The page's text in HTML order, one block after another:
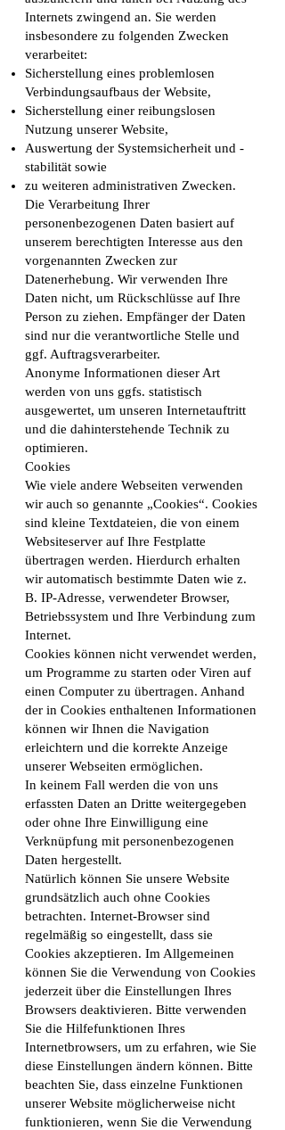
Internets zwingend an. Sie werden
insbesondere zu folgenden Zwecken
verarbeitet:
Sicherstellung eines problemlosen
Verbindungsaufbaus der Website,
Sicherstellung einer reibungslosen
Nutzung unserer Website,
Auswertung der Systemsicherheit und -
stabilität sowie
zu weiteren administrativen Zwecken.
Die Verarbeitung Ihrer
personenbezogenen Daten basiert auf
unserem berechtigten Interesse aus den
vorgenannten Zwecken zur
Datenerhebung. Wir verwenden Ihre
Daten nicht, um Rückschlüsse auf Ihre
Person zu ziehen. Empfänger der Daten
sind nur die verantwortliche Stelle und
ggf. Auftragsverarbeiter.
Anonyme Informationen dieser Art
werden von uns ggfs. statistisch
ausgewertet, um unseren Internetauftritt
und die dahinterstehende Technik zu
optimieren.
Cookies
Wie viele andere Webseiten verwenden
wir auch so genannte „Cookies“. Cookies
sind kleine Textdateien, die von einem
Websiteserver auf Ihre Festplatte
übertragen werden. Hierdurch erhalten
wir automatisch bestimmte Daten wie z.
B. IP-Adresse, verwendeter Browser,
Betriebssystem und Ihre Verbindung zum
Internet.
Cookies können nicht verwendet werden,
um Programme zu starten oder Viren auf
einen Computer zu übertragen. Anhand
der in Cookies enthaltenen Informationen
können wir Ihnen die Navigation
erleichtern und die korrekte Anzeige
unserer Webseiten ermöglichen.
In keinem Fall werden die von uns
erfassten Daten an Dritte weitergegeben
oder ohne Ihre Einwilligung eine
Verknüpfung mit personenbezogenen
Daten hergestellt.
Natürlich können Sie unsere Website
grundsätzlich auch ohne Cookies
betrachten. Internet-Browser sind
regelmäßig so eingestellt, dass sie
Cookies akzeptieren. Im Allgemeinen
können Sie die Verwendung von Cookies
jederzeit über die Einstellungen Ihres
Browsers deaktivieren. Bitte verwenden
Sie die Hilfefunktionen Ihres
Internetbrowsers, um zu erfahren, wie Sie
diese Einstellungen ändern können. Bitte
beachten Sie, dass einzelne Funktionen
unserer Website möglicherweise nicht
funktionieren, wenn Sie die Verwendung